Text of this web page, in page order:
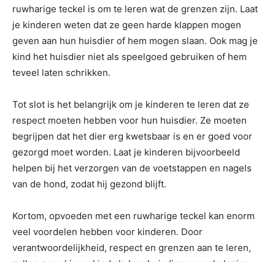
ruwharige teckel is om te leren wat de grenzen zijn. Laat
je kinderen weten dat ze geen harde klappen mogen
geven aan hun huisdier of hem mogen slaan. Ook mag je
kind het huisdier niet als speelgoed gebruiken of hem
teveel laten schrikken.
Tot slot is het belangrijk om je kinderen te leren dat ze
respect moeten hebben voor hun huisdier. Ze moeten
begrijpen dat het dier erg kwetsbaar is en er goed voor
gezorgd moet worden. Laat je kinderen bijvoorbeeld
helpen bij het verzorgen van de voetstappen en nagels
van de hond, zodat hij gezond blijft.
Kortom, opvoeden met een ruwharige teckel kan enorm
veel voordelen hebben voor kinderen. Door
verantwoordelijkheid, respect en grenzen aan te leren,